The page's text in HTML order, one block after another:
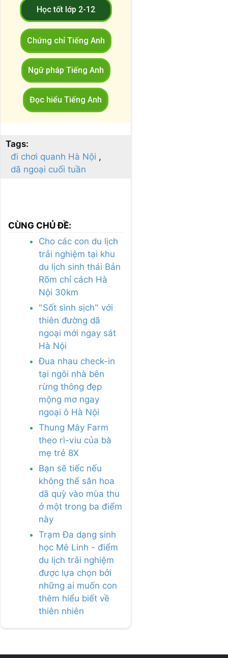
Học tốt lớp 2-12
Chứng chỉ Tiếng Anh
Ngữ pháp Tiếng Anh
Đọc hiểu Tiếng Anh
Tags:
đi chơi quanh Hà Nội
dã ngoại cuối tuần
CÙNG CHỦ ĐỀ:
Cho các con du lịch
trải nghiệm tại khu
du lịch sinh thái Bản
Rõm chỉ cách Hà
Nội 30km
"Sốt sình sịch" với
thiên đường dã
ngoại mới ngay sát
Hà Nội
Đua nhau check-in
tại ngôi nhà bên
rừng thông đẹp
mộng mơ ngay
ngoại ô Hà Nội
Thung Mây Farm
theo rì-viu của bà
mẹ trẻ 8X
Bạn sẽ tiếc nếu
không thể săn hoa
dã quỳ vào mùa thu
ở một trong ba điểm
này
Trạm Đa dạng sinh
học Mê Linh - điểm
du lịch trải nghiệm
được lựa chọn bởi
những ai muốn con
thêm hiểu biết về
thiên nhiên